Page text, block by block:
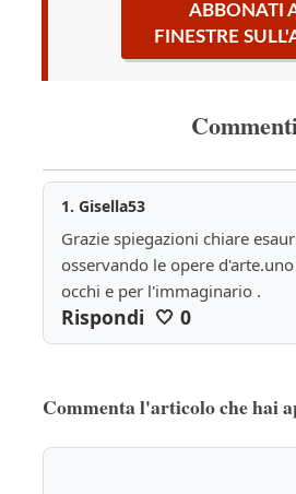
ABBONATI
FINESTRE
1. Gisella53
Grazie spiegazioni chiare
osservando le opere
occhi e per l'immaginario .
Rispondi 🤍 0
Commenta l'articolo che hai